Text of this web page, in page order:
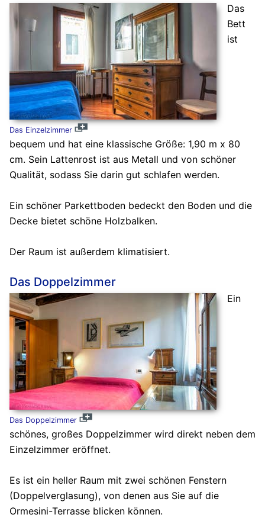
Das Einzelzimmer
Das
Bett
ist
bequem und hat eine klassische Größe: 1,90 m x 80
cm. Sein Lattenrost ist aus Metall und von schöner
Qualität, sodass Sie darin gut schlafen werden.
Ein schöner Parkettboden bedeckt den Boden und die
Decke bietet schöne Holzbalken.
Der Raum ist außerdem klimatisiert.
Das Doppelzimmer
Das Doppelzimmer
Ein
schönes, großes Doppelzimmer wird direkt neben dem
Einzelzimmer eröffnet.
Es ist ein heller Raum mit zwei schönen Fenstern
(Doppelverglasung), von denen aus Sie auf die
Ormesini-Terrasse blicken können.